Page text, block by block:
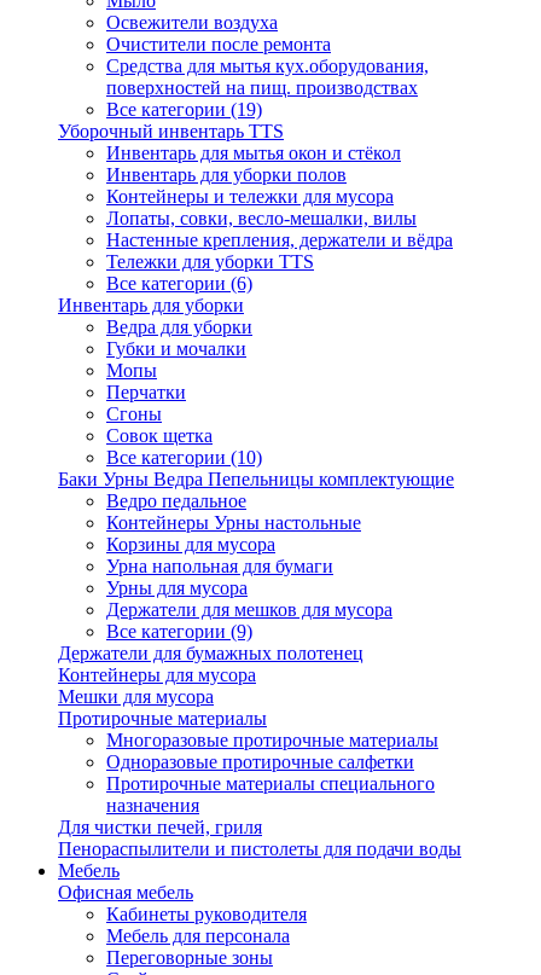
Освежители воздуха
Очистители после ремонта
Средства для мытья кух.оборудования,
поверхностей на пищ. производствах
Все категории (19)
Уборочный инвентарь TTS
Инвентарь для мытья окон и стёкол
Инвентарь для уборки полов
Контейнеры и тележки для мусора
Лопаты, совки, весло-мешалки, вилы
Настенные крепления, держатели и вёдра
Тележки для уборки TTS
Все категории (6)
Инвентарь для уборки
Ведра для уборки
Губки и мочалки
Мопы
Перчатки
Сгоны
Совок щетка
Все категории (10)
Баки Урны Ведра Пепельницы комплектующие
Ведро педальное
Контейнеры Урны настольные
Корзины для мусора
Урна напольная для бумаги
Урны для мусора
Держатели для мешков для мусора
Все категории (9)
Держатели для бумажных полотенец
Контейнеры для мусора
Мешки для мусора
Протирочные материалы
Многоразовые протирочные материалы
Одноразовые протирочные салфетки
Протирочные материалы специального
назначения
Для чистки печей, гриля
Пенораспылители и пистолеты для подачи воды
Мебель
Офисная мебель
Кабинеты руководителя
Мебель для персонала
Переговорные зоны